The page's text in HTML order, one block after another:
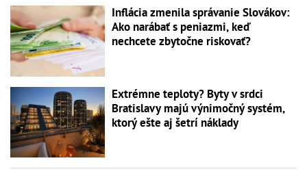
Inflácia zmenila správanie Slovákov:
Ako narábať s peniazmi, keď
nechcete zbytočne riskovať?
Extrémne teploty? Byty v srdci
Bratislavy majú výnimočný systém,
ktorý ešte aj šetrí náklady